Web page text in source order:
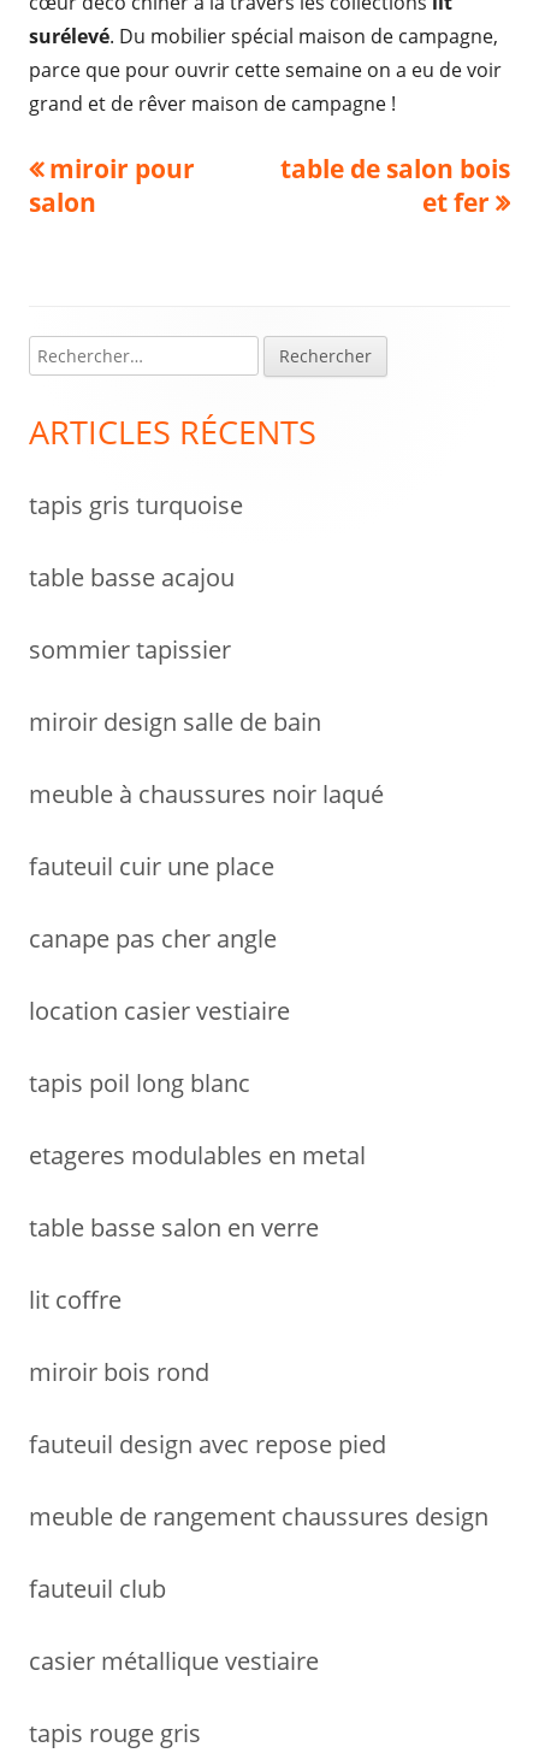
surélevé. Du mobilier spécial maison de campagne,
parce que pour ouvrir cette semaine on a eu de voir
grand et de rêver maison de campagne !
Navigation
de
Previous
article:
miroir pour
salon
Next
table de salon bois
et fer
Colonne
latérale
e
h
r
e
ARTICLES RÉCENTS
tapis gris turquoise
table basse acajou
sommier tapissier
miroir design salle de bain
meuble à chaussures noir laqué
fauteuil cuir une place
canape pas cher angle
location casier vestiaire
tapis poil long blanc
etageres modulables en metal
table basse salon en verre
lit coffre
miroir bois rond
fauteuil design avec repose pied
meuble de rangement chaussures design
fauteuil club
casier métallique vestiaire
tapis rouge gris